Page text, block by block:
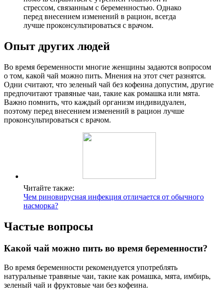
стрессом, связанным с беременностью. Однако
перед внесением изменений в рацион, всегда
лучше проконсультироваться с врачом.
Опыт других людей
Во время беременности многие женщины задаются вопросом
о том, какой чай можно пить. Мнения на этот счет разнятся.
Одни считают, что зеленый чай без кофеина допустим, другие
предпочитают травяные чаи, такие как ромашка или мята.
Важно помнить, что каждый организм индивидуален,
поэтому перед внесением изменений в рацион лучше
проконсультироваться с врачом.
Читайте также:
Чем риновирусная инфекция отличается от обычного
насморка?
Частые вопросы
Какой чай можно пить во время беременности?
Во время беременности рекомендуется употреблять
натуральные травяные чаи, такие как ромашка, мята, имбирь,
зеленый чай и фруктовые чаи без кофеина.